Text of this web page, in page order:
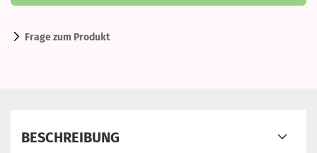
Frage zum Produkt
BESCHREIBUNG